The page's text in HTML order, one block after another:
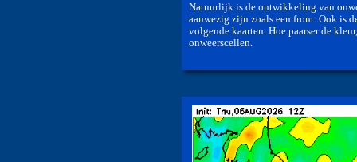
Natuurlijk is de ontwikkeling van
aanwezig zijn zoals een front. Ook is
volgende kaarten. Hoe paarser de
onweerscellen.